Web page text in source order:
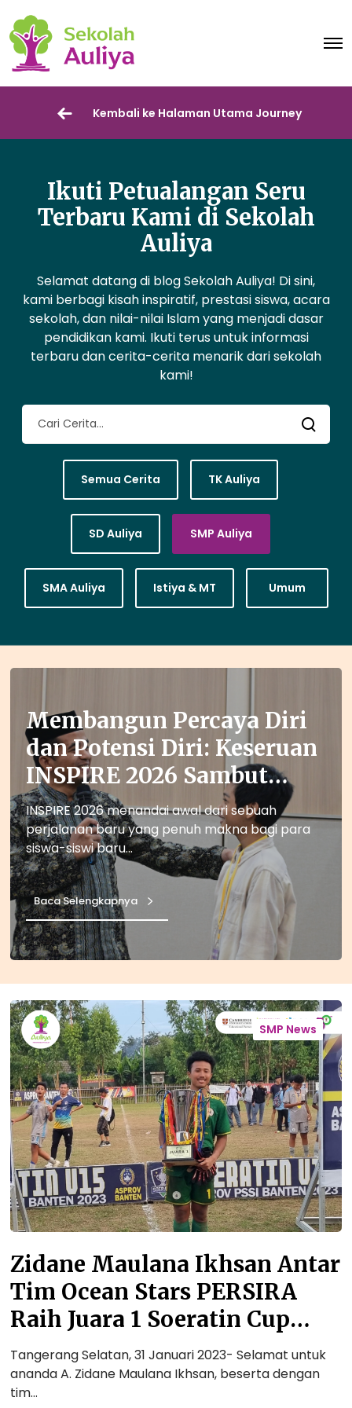
O
n
u
Kembali ke Halaman Utama Journey
Ikuti Petualangan Seru
Terbaru Kami di Sekolah
Auliya
Selamat datangdi blogSekolahAuliya! Disini,
kami berbagi kisahinspiratif, prestasisiswa, acara
sekolah, dan nilai-nilaiIslam yang menjadidasar
pendidikankami. Ikuti terusuntukinformasi
terbarudancerita-cerita menarikdarisekolah
kami!
Semua Cerita TK Auliya
SD Auliya SMP Auliya
SMA Auliya Istiya & MT Umum
Membangun Percaya Diri
dan Potensi Diri: Keseruan
INSPIRE 2026 Sambut
Siswa Baru SMP Auliya
INSPIRE 2026 menandai awal dari sebuah
perjalanan baru yang penuh makna bagi para
siswa-siswi baru…
Baca Selengkapnya
Z
i
d
a
n
e
M
a
u
l
a
n
a
I
k
h
s
a
n
A
n
SMP News
Zidane Maulana Ikhsan Antar
Tim Ocean Stars PERSIRA
Raih Juara 1 Soeratin Cup
Tingkat Provinsi Banten dan
Melangkah ke Babak 16 Besar
Nasional!
Tangerang Selatan, 31 Januari 2023- Selamat untuk
ananda A. Zidane Maulana Ikhsan, beserta dengan
tim…